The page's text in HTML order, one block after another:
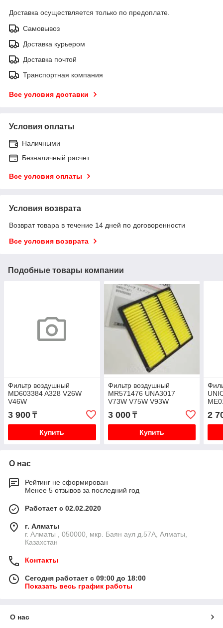
Доставка осуществляется только по предоплате.
Самовывоз
Доставка курьером
Доставка почтой
Транспортная компания
Все условия доставки
Условия оплаты
Наличными
Безналичный расчет
Все условия оплаты
Условия возврата
Возврат товара в течение 14 дней по договоренности
Все условия возврата
Подобные товары компании
Фильтр воздушный
MD603384 A328 V26W
V46W
3 900 ₸
Купить
Фильтр воздушный
MR571476 UNA3017
V73W V75W V93W
3 000₸
Купить
2
О нас
Рейтинг не сформирован
Менее 5 отзывов за последний год
Работает с 02.02.2020
г. Алматы
г. Алматы , 050000, мкр. Баян аул д.57А, Алматы,
Казахстан
Контакты
Сегодня работает с 09:00 до 18:00
Показать весь график работы
О нас